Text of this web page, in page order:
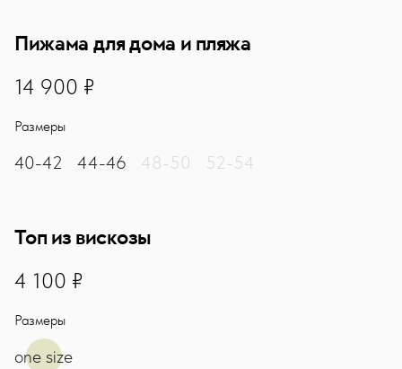
Пижама для дома и пляжа
14900
14 900 ₽
Размеры
40-42 44-46 48-50 52-54
Топ из вискозы
4100
4 100 ₽
Размеры
one size